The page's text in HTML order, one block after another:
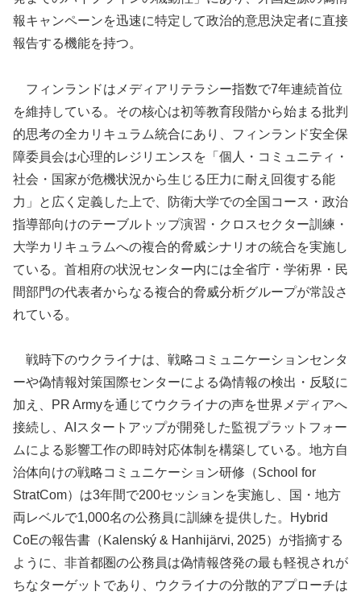
報キャンペーンを迅速に特定して政治的意思決定者に直接
報告する機能を持つ。
フィンランドはメディアリテラシー指数で7年連続首位
を維持している。その核心は初等教育段階から始まる批判
的思考の全カリキュラム統合にあり、フィンランド安全保
障委員会は心理的レジリエンスを「個人・コミュニティ・
社会・国家が危機状況から生じる圧力に耐え回復する能
力」と広く定義した上で、防衛大学での全国コース・政治
指導部向けのテーブルトップ演習・クロスセクター訓練・
大学カリキュラムへの複合的脅威シナリオの統合を実施し
ている。首相府の状況センター内には全省庁・学術界・民
間部門の代表者からなる複合的脅威分析グループが常設さ
れている。
戦時下のウクライナは、戦略コミュニケーションセンタ
ーや偽情報対策国際センターによる偽情報の検出・反駁に
加え、PR Armyを通じてウクライナの声を世界メディアへ
接続し、AIスタートアップが開発した監視プラットフォー
ムによる影響工作の即時対応体制を構築している。地方自
治体向けの戦略コミュニケーション研修（School for
StratCom）は3年間で200セッションを実施し、国・地方
両レベルで1,000名の公務員に訓練を提供した。Hybrid
CoEの報告書（Kalenský & Hanhijärvi, 2025）が指摘する
ように、非首都圏の公務員は偽情報啓発の最も軽視されが
ちなターゲットであり、ウクライナの分散的アプローチは